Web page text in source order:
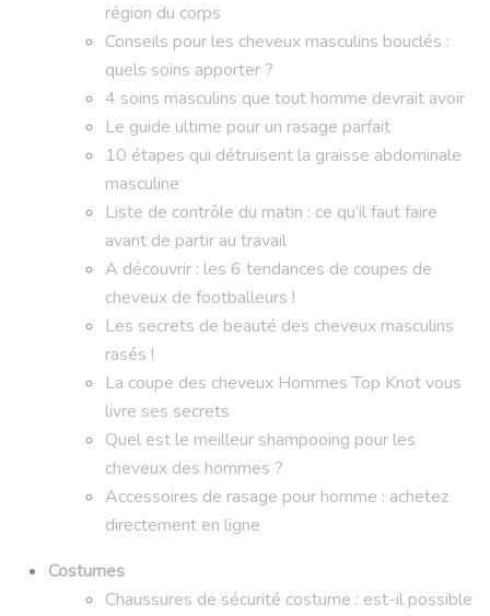
région du corps
Conseils pour les cheveux masculins bouclés :
quels soins apporter ?
4 soins masculins que tout homme devrait avoir
Le guide ultime pour un rasage parfait
10 étapes qui détruisent la graisse abdominale
masculine
Liste de contrôle du matin : ce qu’il faut faire
avant de partir au travail
A découvrir : les 6 tendances de coupes de
cheveux de footballeurs !
Les secrets de beauté des cheveux masculins
rasés !
La coupe des cheveux Hommes Top Knot vous
livre ses secrets
Quel est le meilleur shampooing pour les
cheveux des hommes ?
Accessoires de rasage pour homme : achetez
directement en ligne
Costumes
Chaussures de sécurité costume : est-il possible